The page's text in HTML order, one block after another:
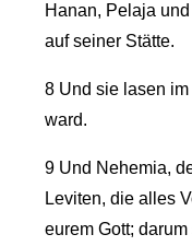
Hanan, Pelaja
auf seiner Stätte.
8Und sie lasen im
ward.
9Und Nehemia,
Leviten, die alles
eurem Gott;